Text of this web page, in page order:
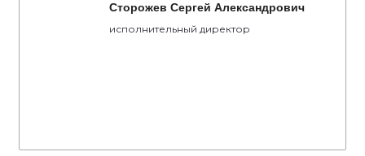
Сторожев Сергей Александрович
исполнительный директор